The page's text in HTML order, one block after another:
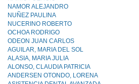
NAMOR ALEJANDRO
NUÑEZ PAULINA
NUCERINO ROBERTO
OCHOA RODRIGO
ODEON JUAN CARLOS
AGUILAR, MARIA DEL SOL
ALASIA, MARIA JULIA
ALONSO, CLAUDIA PATRICIA
ANDERSEN OTONDO, LORENA